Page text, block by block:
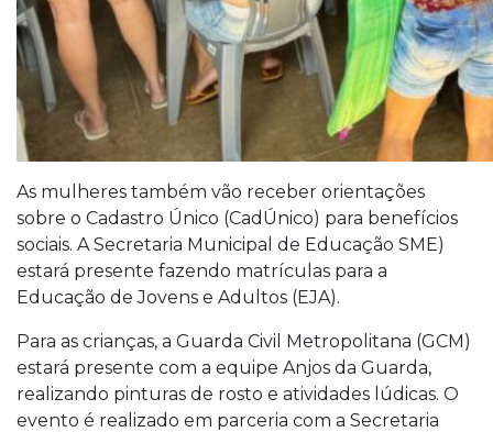
As mulheres também vão receber orientações
sobre o Cadastro Único (CadÚnico) para benefícios
sociais. A Secretaria Municipal de Educação SME)
estará presente fazendo matrículas para a
Educação de Jovens e Adultos (EJA).
Para as crianças, a Guarda Civil Metropolitana (GCM)
estará presente com a equipe Anjos da Guarda,
realizando pinturas de rosto e atividades lúdicas. O
evento é realizado em parceria com a Secretaria